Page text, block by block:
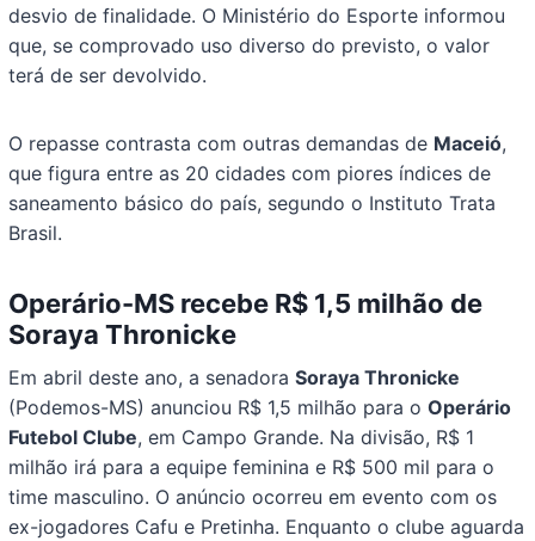
desvio de finalidade. O Ministério do Esporte informou
que, se comprovado uso diverso do previsto, o valor
terá de ser devolvido.
O repasse contrasta com outras demandas de Maceió,
que figura entre as 20 cidades com piores índices de
saneamento básico do país, segundo o Instituto Trata
Brasil.
Operário-MS recebe R$ 1,5 milhão de
Soraya Thronicke
Em abril deste ano, a senadoraSoraya Thronicke
(Podemos-MS) anunciou R$ 1,5 milhão para oOperário
Futebol Clube, em Campo Grande. Na divisão, R$ 1
milhão irá para a equipe feminina e R$ 500 mil para o
time masculino. O anúncio ocorreu em evento com os
ex-jogadores Cafu e Pretinha. Enquanto o clube aguarda